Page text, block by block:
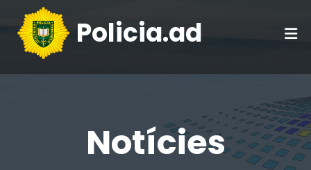
Policia.ad
Notícies